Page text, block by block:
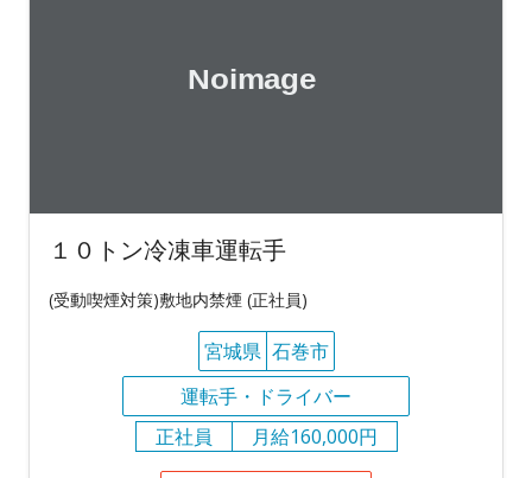
１０トン冷凍車運転手
(受動喫煙対策)敷地内禁煙 (正社員)
宮城県 石巻市
運転手・ドライバー
正社員
月給160,000円